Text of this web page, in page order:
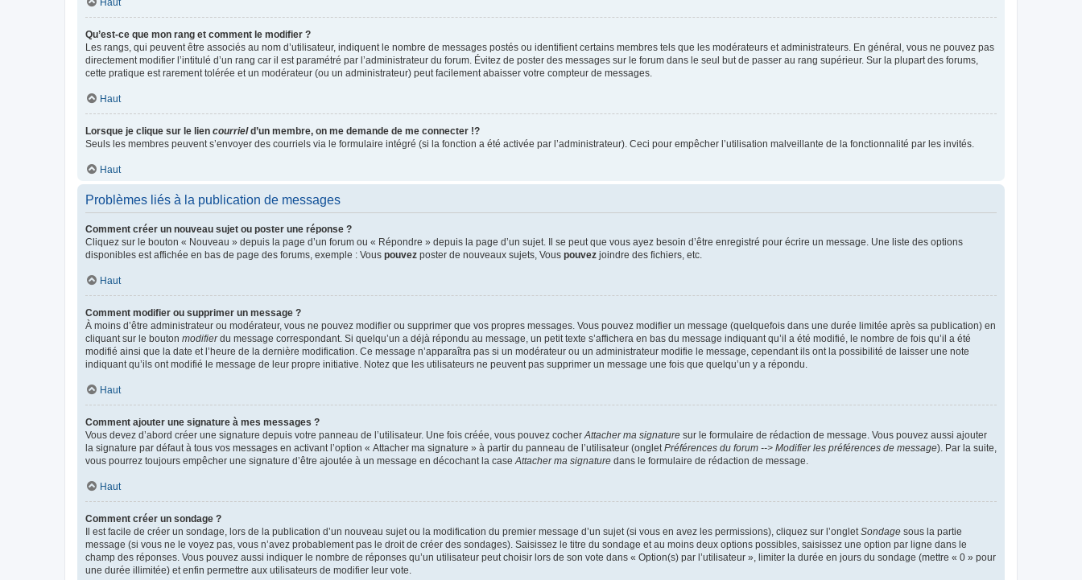
Qu’est-ce que mon rang et comment le modifier ?
Les rangs, qui peuvent être associés au nom d’utilisateur, indiquent le nombre de messages postés ou identifient certains membres tels que les modérateurs et administrateurs. En général, vous ne pouvez pas
directement modifier l’intitulé d’un rang car il est paramétré par l’administrateur du forum. Évitez de poster des messages sur le forum dans le seul but de passer au rang supérieur. Sur la plupart des forums,
cette pratique est rarement tolérée et un modérateur (ou un administrateur) peut facilement abaisser votre compteur de messages.
Haut
Lorsque je clique sur le lien courrield’un membre, on me demande de me connecter !?
Seuls les membres peuvent s’envoyer des courriels via le formulaire intégré (si la fonction a été activée par l’administrateur). Ceci pour empêcher l’utilisation malveillante de la fonctionnalité par les invités.
Haut
Problèmes liés à la publication de messages
Comment créer un nouveau sujet ou poster une réponse ?
Cliquez sur le bouton « Nouveau » depuis la page d’un forum ou « Répondre » depuis la page d’un sujet. Il se peut que vous ayez besoin d’être enregistré pour écrire un message. Une liste des options
disponibles est affichée en bas de page des forums, exemple : Vous pouvez poster de nouveaux sujets, Vous pouvez joindre des fichiers, etc.
Haut
Comment modifier ou supprimer un message ?
À moins d’être administrateur ou modérateur, vous ne pouvez modifier ou supprimer que vos propres messages. Vous pouvez modifier un message (quelquefois dans une durée limitée après sa publication) en
cliquant sur le bouton modifierdu message correspondant. Si quelqu’un a déjà répondu au message, un petit texte s’affichera en bas du message indiquant qu’il a été modifié, le nombre de fois qu’il a été
modifié ainsi que la date et l’heure de la dernière modification. Ce message n’apparaîtra pas si un modérateur ou un administrateur modifie le message, cependant ils ont la possibilité de laisser une note
indiquant qu’ils ont modifié le message de leur propre initiative. Notez que les utilisateurs ne peuvent pas supprimer un message une fois que quelqu’un y a répondu.
Haut
Comment ajouter une signature à mes messages ?
Vous devez d’abord créer une signature depuis votre panneau de l’utilisateur. Une fois créée, vous pouvez cocher Attacher ma signature sur le formulaire de rédaction de message. Vous pouvez aussi ajouter
la signature par défaut à tous vos messages en activant l’option « Attacher ma signature » à partir du panneau de l’utilisateur (onglet Préférences du forum --> Modifier les préférences de message). Par la suite,
vous pourrez toujours empêcher une signature d’être ajoutée à un message en décochant la case Attacher ma signature dans le formulaire de rédaction de message.
Haut
Comment créer un sondage ?
Il est facile de créer un sondage, lors de la publication d’un nouveau sujet ou la modification du premier message d’un sujet (si vous en avez les permissions), cliquez sur l’onglet Sondage sous la partie
message (si vous ne le voyez pas, vous n’avez probablement pas le droit de créer des sondages). Saisissez le titre du sondage et au moins deux options possibles, saisissez une option par ligne dans le
champ des réponses. Vous pouvez aussi indiquer le nombre de réponses qu’un utilisateur peut choisir lors de son vote dans « Option(s) par l’utilisateur », limiter la durée en jours du sondage (mettre « 0 » pour
une durée illimitée) et enfin permettre aux utilisateurs de modifier leur vote.